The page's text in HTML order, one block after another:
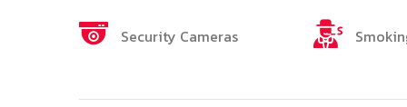
Security Cameras